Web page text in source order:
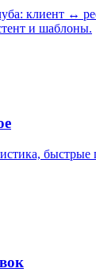
клиент ↔
и шаблоны.